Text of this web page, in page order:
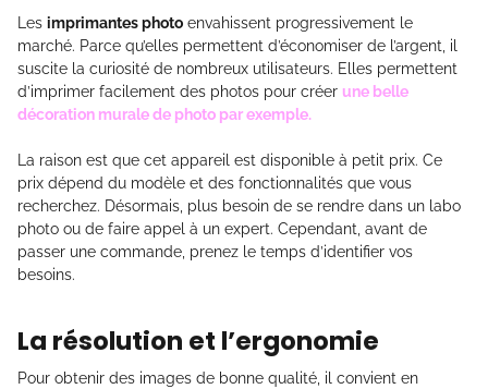
Les imprimantes photo envahissent progressivement le
marché. Parce qu’elles permettent d’économiser de l’argent, il
suscite la curiosité de nombreux utilisateurs. Elles permettent
d’imprimer facilement des photos pour créer une belle
décoration murale de photo par exemple.
La raison est que cet appareil est disponible à petit prix. Ce
prix dépend du modèle et des fonctionnalités que vous
recherchez. Désormais, plus besoin de se rendre dans un labo
photo ou de faire appel à un expert. Cependant, avant de
passer une commande, prenez le temps d’identifier vos
besoins.
La résolution et l’ergonomie
Pour obtenir des images de bonne qualité, il convient en